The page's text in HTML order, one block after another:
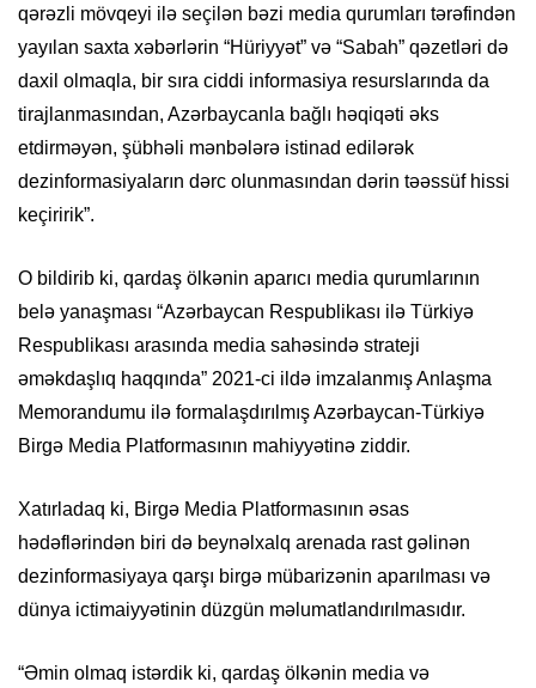
qərəzli mövqeyi ilə seçilən bəzi media qurumları tərəfindən
yayılan saxta xəbərlərin “Hüriyyət” və “Sabah” qəzetləri də
daxil olmaqla, bir sıra ciddi informasiya resurslarında da
tirajlanmasından, Azərbaycanla bağlı həqiqəti əks
etdirməyən, şübhəli mənbələrə istinad edilərək
dezinformasiyaların dərc olunmasından dərin təəssüf hissi
keçiririk”.
O bildirib ki, qardaş ölkənin aparıcı media qurumlarının
belə yanaşması “Azərbaycan Respublikası ilə Türkiyə
Respublikası arasında media sahəsində strateji
əməkdaşlıq haqqında” 2021-ci ildə imzalanmış Anlaşma
Memorandumu ilə formalaşdırılmış Azərbaycan-Türkiyə
Birgə Media Platformasının mahiyyətinə ziddir.
Xatırladaq ki, Birgə Media Platformasının əsas
hədəflərindən biri də beynəlxalq arenada rast gəlinən
dezinformasiyaya qarşı birgə mübarizənin aparılması və
dünya ictimaiyyətinin düzgün məlumatlandırılmasıdır.
“Əmin olmaq istərdik ki, qardaş ölkənin media və